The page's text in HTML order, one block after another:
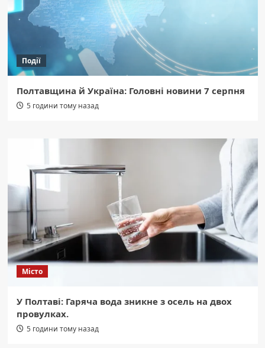
Події
Полтавщина й Україна: Головні новини 7 серпня
5 години тому назад
Місто
У Полтаві: Гаряча вода зникне з осель на двох
провулках.
5 години тому назад